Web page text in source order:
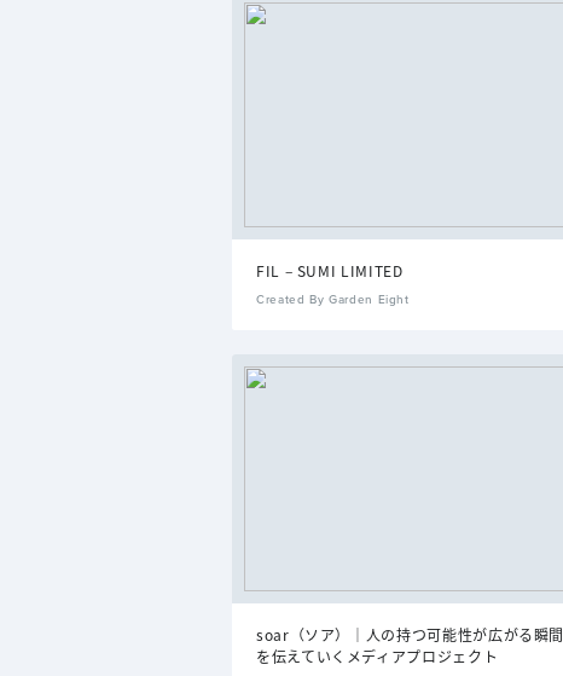
FIL – SUMI LIMITED
Created By Garden Eight
soar（ソア）｜人の持つ可能性が広がる瞬間
を伝えていくメディアプロジェクト